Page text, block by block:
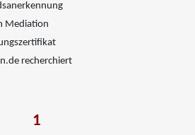
Mediation
recherchiert
1